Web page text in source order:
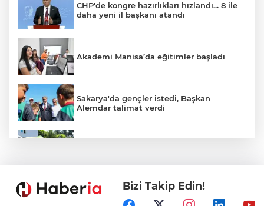
CHP'de kongre hazırlıkları hızlandı... 8 ile
daha yeni il başkanı atandı
Akademi Manisa’da eğitimler başladı
Sakarya'da gençler istedi, Başkan
Alemdar talimat verdi
Gaziantep'in CODA&COBA'sında
mezuniyet sevinci
Bizi Takip Edin!